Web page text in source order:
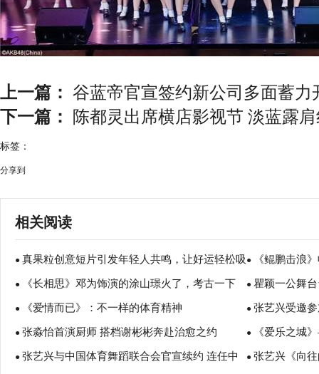
上一篇： 谷蓝帝官宣签约新公司多面蓄力
下一篇：
陈都灵出席横店影视节 淡蓝露
标签：
分享到
相关阅读
● 真果粒创意短片引发年轻人共鸣，让好运轻松吸
出来
● 《鲲鹏击浪
精神
● 《长相思》邓为饰演的涂山璟火了，考古一下 ● 瞿颖一公舞
友感叹爷青回
● 《爱情而已》：不一样的体育精神 ● 张艺兴受邀
级钟表展
● 张淼怡首演厨师 搭档谢彬彬奔赴治愈之约 ● 《爱乐之城
● 张艺兴与中国体育舞蹈联合会官宣续约 连任中 ● 张艺兴《向